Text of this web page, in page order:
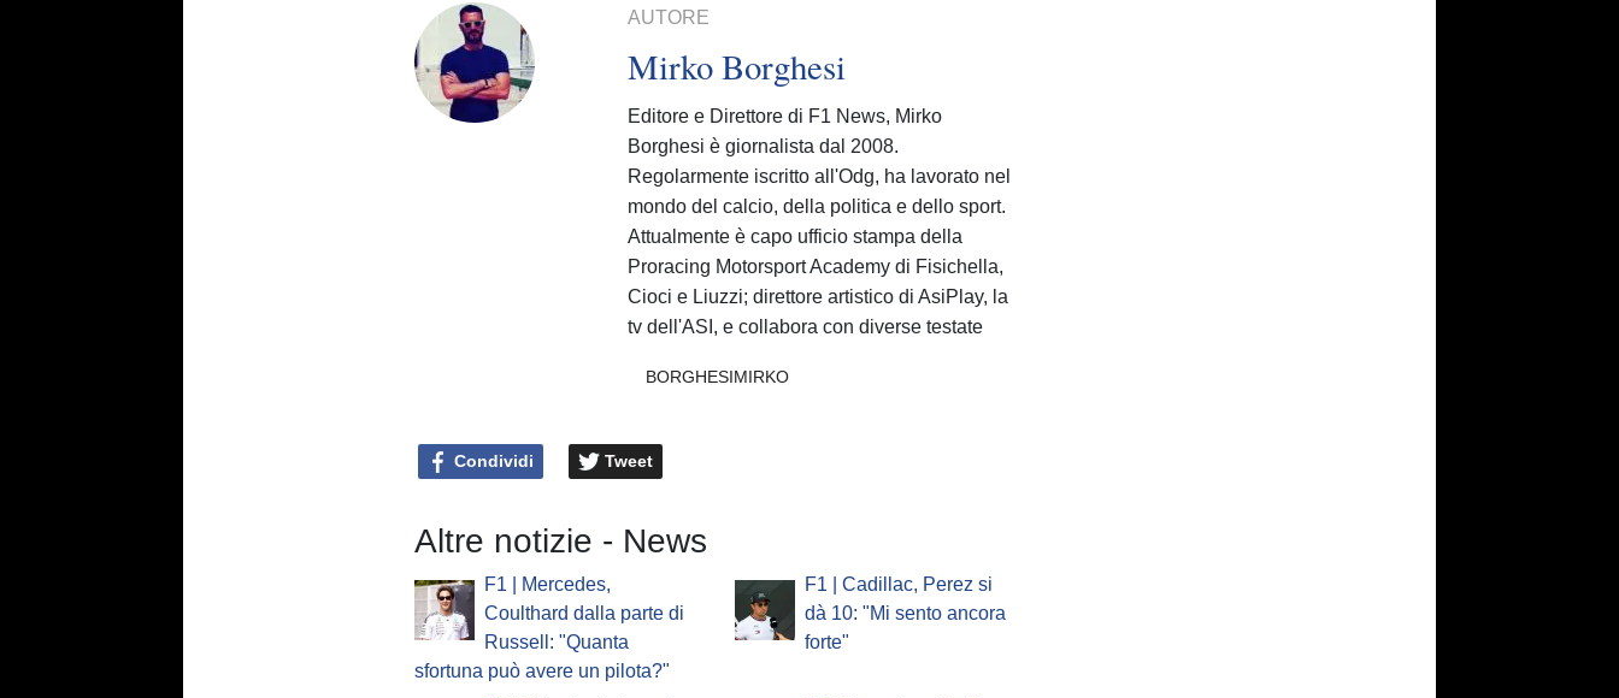
AUTORE
Mirko Borghesi
Editore e Direttore di F1 News, Mirko
Borghesi è giornalista dal 2008.
Regolarmente iscritto all'Odg, ha lavorato nel
mondo del calcio, della politica e dello sport.
Attualmente è capo ufficio stampa della
Proracing Motorsport Academy di Fisichella,
Cioci e Liuzzi; direttore artistico di AsiPlay, la
tv dell'ASI, e collabora con diverse testate
BORGHESIMIRKO
Condividi Tweet
Altre notizie - News
F1 | Mercedes,
Coulthard dalla parte di
Russell: "Quanta
sfortuna può avere un pilota?"
F1 | Cadillac, Perez si
dà 10: "Mi sento ancora
forte"